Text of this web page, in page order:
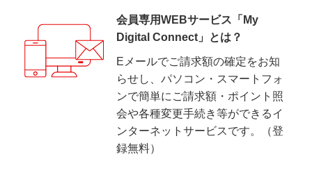
「作品ポイント購入（月額メニュー）」の詳細はこ
ちらよりご確認ください。
【Hulu(フールー)】
条件達成判定日前月の下記サービスのご利用が対象
「見放題」「レンタル/購入」「Hulu| Disney+ スタ
ンダードセットプラン」「Hulu| Disney+ プレミア
ムセットプラン」
会員専用WEBサービス「My
Digital Connect」とは？
Eメールでご請求額の確定をお知
らせし、パソコン・スマートフォ
ンで簡単にご請求額・ポイント照
会や各種変更手続き等ができるイ
ンターネットサービスです。（登
録無料）